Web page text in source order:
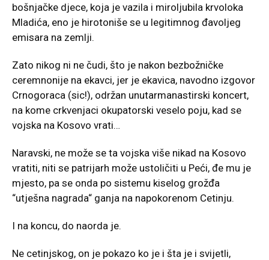
bošnjačke djece, koja je vazila i miroljubila krvoloka
Mladića, eno je hirotoniše se u legitimnog đavoljeg
emisara na zemlji.
Zato nikog ni ne čudi, što je nakon bezbožničke
ceremnonije na ekavci, jer je ekavica, navodno izgovor
Crnogoraca (sic!), održan unutarmanastirski koncert,
na kome crkvenjaci okupatorski veselo poju, kad se
vojska na Kosovo vrati…
Naravski, ne može se ta vojska više nikad na Kosovo
vratiti, niti se patrijarh može ustoličiti u Peći, đe mu je
mjesto, pa se onda po sistemu kiselog grožđa
“utješna nagrada“ ganja na napokorenom Cetinju.
I na koncu, do naorda je.
Ne cetinjskog, on je pokazo ko je i šta je i svijetli,